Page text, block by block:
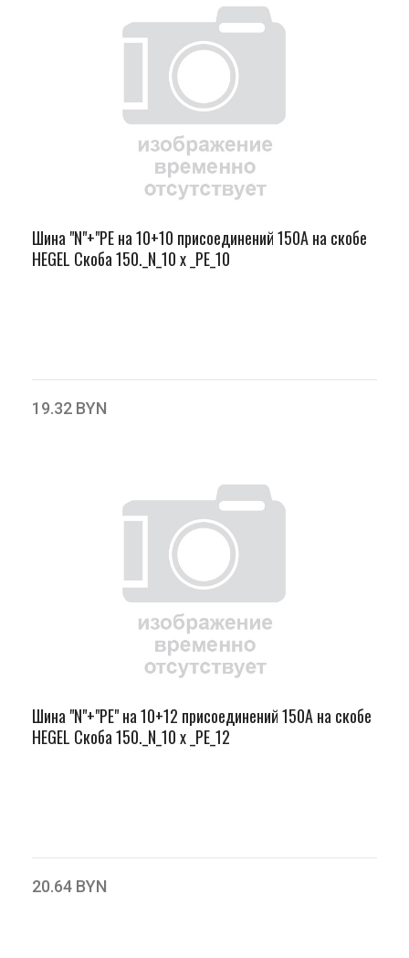
Шина "N"+"PЕ на 10+10 присоединений 150А на скобе
HEGEL Скоба 150._N_10 х _PE_10
19.32 BYN
Шина "N"+"PЕ" на 10+12 присоединений 150А на скобе
HEGEL Скоба 150._N_10 х _PE_12
20.64 BYN